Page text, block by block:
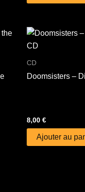
CD
Doomsisters –
8,00€
Ajouter au